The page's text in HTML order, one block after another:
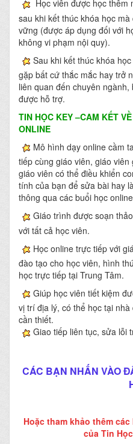
Học viên được học
sau khi kết thúc khóa học
vững (được áp dụng đối với
không vi phạm nội quy).
Sau khi kết thúc khóa
gặp bất cứ thắc mắc hay trở
liên quan đến chuyên
được hỗ trợ.
TIN HỌC KEY–CAM KẾT
ONLINE
Mô hình dạy online cầm
tiếp cùng giáo viên, giáo
giáo viên có thể điều khiển
tính của bạn để sửa bài hay
thông qua các buổi học
Giáo trình được soạn
với tất cả học viên.
Học online trực tiếp với
đào tạo cho học viên, hình
học trực tiếp tại Trung Tâm.
Giúp học viên tiết kiệm
vị trí địa lý, có thể học tại
cần thiết.
Giao tiếp liên tục, sửa lỗi
CÁC BẠN NHẤN VÀO
Hoặc tham khảo thêm
của Tin